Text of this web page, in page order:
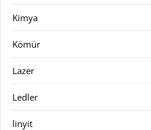
Kimya
Kömür
Lazer
Ledler
linyit